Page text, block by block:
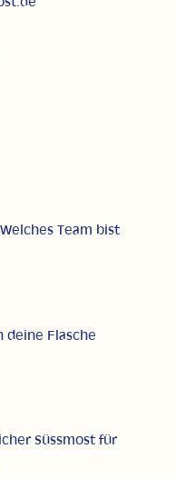
Team bist
deine Flasche
Süssmost für